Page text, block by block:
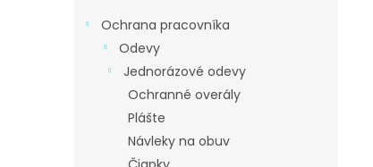
Ochrana pracovníka
Odevy
Jednorázové odevy
Ochranné overály
Plášte
Návleky na obuv